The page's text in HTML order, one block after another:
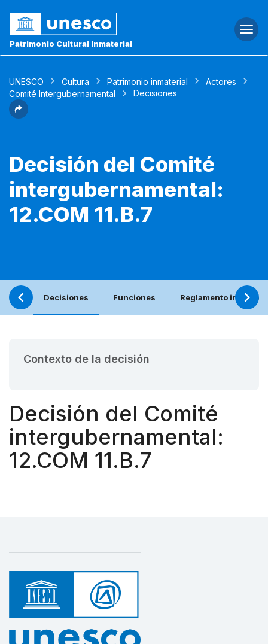
Patrimonio Cultural Inmaterial
UNESCO Cultura Patrimonio inmaterial
Actores
Comité Intergubernamental
Decisiones
Decisión del Comité
intergubernamental:
12.COM 11.B.7
Decisiones Funciones Reglamento interno
Contexto de la decisión
Decisión del Comité
intergubernamental:
12.COM 11.B.7